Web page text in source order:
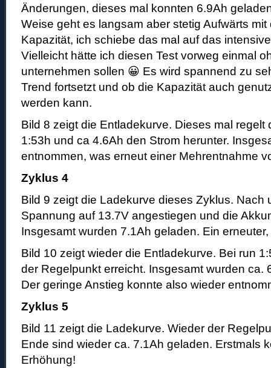
Änderungen, dieses mal konnten 6.9Ah
Weise geht es langsam aber stetig Aufwärts
Kapazität, ich schiebe das mal auf das
Vielleicht hätte ich diesen Test vorweg einmal
unternehmen sollen 😀 Es wird spannend zu
Trend fortsetzt und ob die Kapazität auch
werden kann.
Bild 8 zeigt die Entladekurve. Dieses mal regelt
1:53h und ca 4.6Ah den Strom herunter.
entnommen, was erneut einer Mehrentnahme
Zyklus 4
Bild 9 zeigt die Ladekurve dieses Zyklus. Nach
Spannung auf 13.7V angestiegen und die
Insgesamt wurden 7.1Ah geladen. Ein
Bild 10 zeigt wieder die Entladekurve. Bei run
der Regelpunkt erreicht. Insgesamt wurden ca.
Der geringe Anstieg konnte also wieder
Zyklus 5
Bild 11 zeigt die Ladekurve. Wieder der
Ende sind wieder ca. 7.1Ah geladen. Erstmals
Erhöhung!